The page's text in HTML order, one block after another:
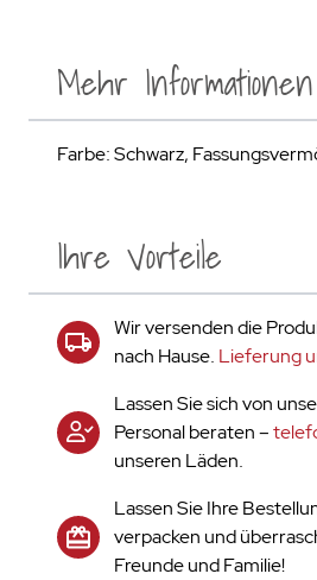
Ihre Vorteile
Wir versenden die
nach Hause. Lieferung
Lassen Sie sich von
Personal beraten –
unseren Läden.
Lassen Sie Ihre
verpacken und
Freunde und Familie!
Mehr Informationen
Farbe: Schwarz,